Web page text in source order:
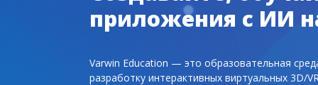
Мы в соцсетях
VR в образовании
3D/VR в школах и ДО
Истории успеха с Varwin
Создайте свой VR-проект
Отправить свой проект в
приложения с ИИ
Varwin Education — это образовательная
разработку интерактивных виртуальных 3D/